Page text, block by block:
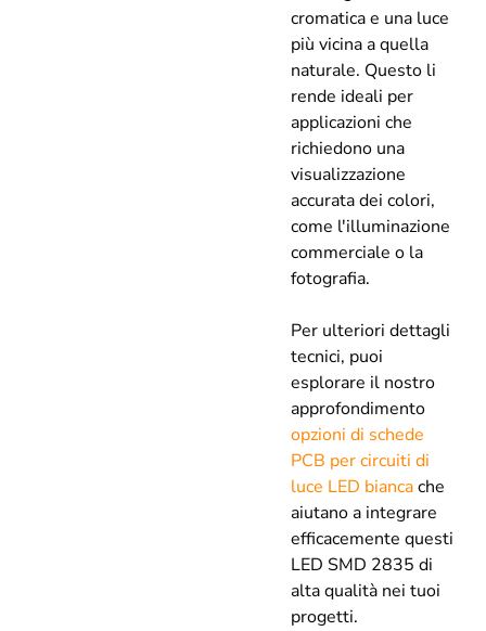
cromatica e una luce
più vicina a quella
naturale. Questo li
rende ideali per
applicazioni che
richiedono una
visualizzazione
accurata dei colori,
come l'illuminazione
commerciale o la
fotografia.
Per ulteriori dettagli
tecnici, puoi
esplorare il nostro
approfondimento
opzioni di schede
PCB per circuiti di
luce LED biancache
aiutano a integrare
efficacemente questi
LED SMD 2835 di
alta qualità nei tuoi
progetti.